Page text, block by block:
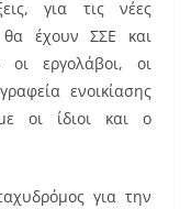
για τις νέες
έχουν ΣΣΕ και
εργολάβοι, οι
ενοικίασης
οι ίδιοι και ο
για την